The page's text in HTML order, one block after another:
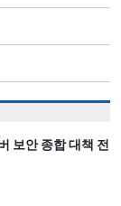
보안 종합 대책 전